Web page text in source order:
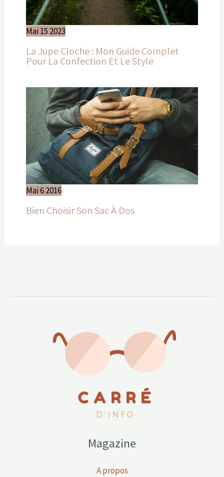
Mai152023
La Jupe Cloche : Mon Guide Complet
Pour La Confection Et Le Style
Mai62016
Bien Choisir Son Sac À Dos
Magazine
A propos
Contact